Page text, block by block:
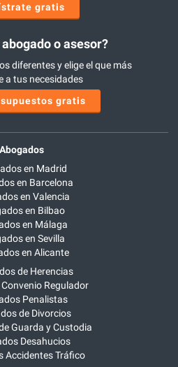
gratis
o asesor?
diferentes y elige el que más
a tus necesidades
gratis
Abogados
en Madrid
en Barcelona
en Valencia
en Bilbao
en Málaga
en Sevilla
en Alicante
de Herencias
Regulador
Penalistas
de Divorcios
Guarda y Custodia
Desahucios
Accidentes Tráfico